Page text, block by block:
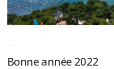
...
Bonne année 2022